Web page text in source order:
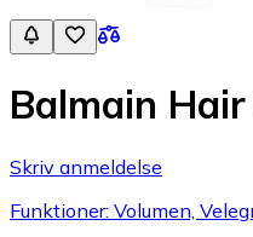
Balmain
Skriv anmeldelse
Funktioner: Volumen,